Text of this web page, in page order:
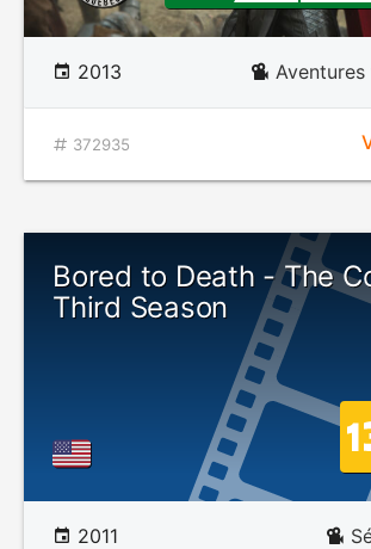
2013
372935
Bored to Death - The
Third Season
2011